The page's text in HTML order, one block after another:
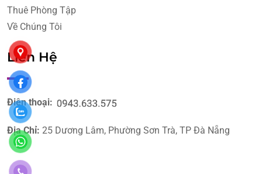
Thuê Phòng Tập
Về Chúng Tôi
Liên Hệ
Điện thoại:
Địa Chỉ: 25 Dương Lâm, Phường Sơn Trà, TP Đà Nẵng